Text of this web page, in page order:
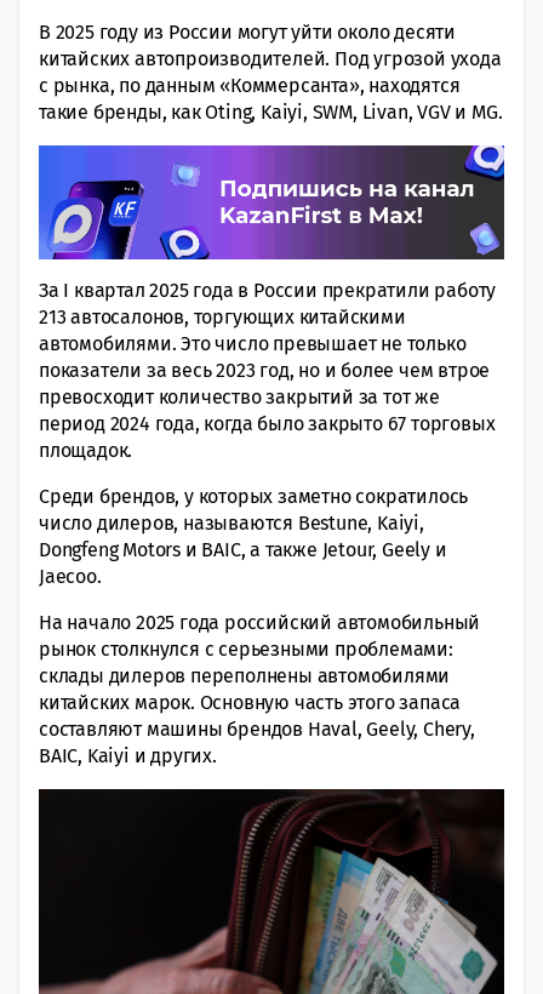
В 2025 году из России могут уйти около десяти
китайских автопроизводителей. Под угрозой ухода
с рынка, по данным «Коммерсанта», находятся
такие бренды, как Oting, Kaiyi, SWM, Livan, VGV и MG.
За I квартал 2025 года в России прекратили работу
213 автосалонов, торгующих китайскими
автомобилями. Это число превышает не только
показатели за весь 2023 год, но и более чем втрое
превосходит количество закрытий за тот же
период 2024 года, когда было закрыто 67 торговых
площадок.
Среди брендов, у которых заметно сократилось
число дилеров, называются Bestune, Kaiyi,
Dongfeng Motors и BAIC, а также Jetour, Geely и
Jaecoo.
На начало 2025 года российский автомобильный
рынок столкнулся с серьезными проблемами:
склады дилеров переполнены автомобилями
китайских марок. Основную часть этого запаса
составляют машины брендов Haval, Geely, Chery,
BAIC, Kaiyi и других.